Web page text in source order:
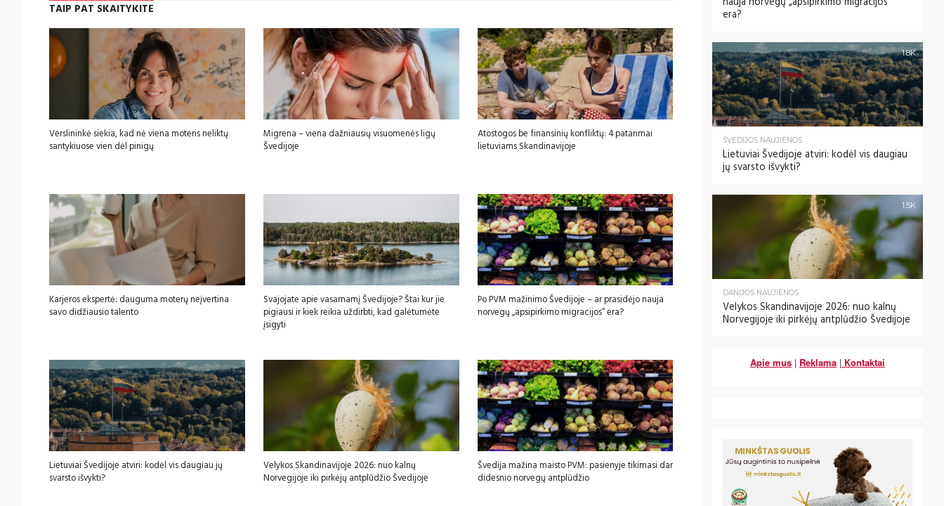
TAIP PAT SKAITYKITE
Verslininkė siekia, kad nė viena moteris neliktų
santykiuose vien dėl pinigų
Migrena – viena dažniausių visuomenės ligų
Švedijoje
Atostogos be finansinių konfliktų: 4 patarimai
lietuviams Skandinavijoje
Karjeros ekspertė: dauguma moterų neįvertina
savo didžiausio talento
Svajojate apie vasarnamį Švedijoje? Štai kur jie
pigiausi ir kiek reikia uždirbti, kad galėtumėte
įsigyti
Po PVM mažinimo Švedijoje – ar prasidėjo nauja
norvegų „apsipirkimo migracijos“ era?
Lietuviai Švedijoje atviri: kodėl vis daugiau jų
svarsto išvykti?
Velykos Skandinavijoje 2026: nuo kalnų
Norvegijoje iki pirkėjų antplūdžio Švedijoje
Švedija mažina maisto PVM: pasienyje tikimasi dar
didesnio norvegų antplūdžio
era?
1.8K
ŠVEDIJOS NAUJIENOS
Lietuviai Švedijoje atviri: kodėl vis daugiau
jų svarsto išvykti?
1.5K
DANIJOS NAUJIENOS
Velykos Skandinavijoje 2026: nuo kalnų
Norvegijoje iki pirkėjų antplūdžio Švedijoje
Apie mus | Reklama | Kontaktai